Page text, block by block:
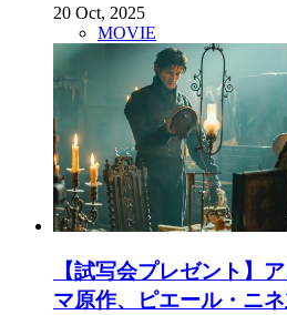
20 Oct, 2025
MOVIE
【試写会プレゼント】
マ原作、ピエール・ニ